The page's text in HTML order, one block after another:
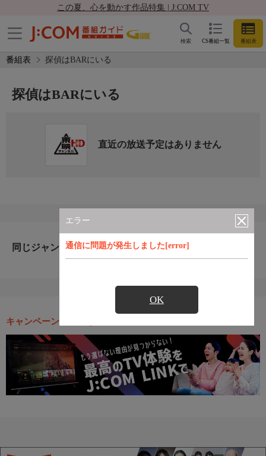
この夏、心を動かす作品特集 | J:COM TV
CS番組一覧 番組表
検索
番組表 探偵はBARにいる
エラー
通信に問題が発生しました[error]
OK
探偵はBARにいる
直近の放送予定はありません
同じジャンルのおすすめ番組
キャンペーン・お得な情報